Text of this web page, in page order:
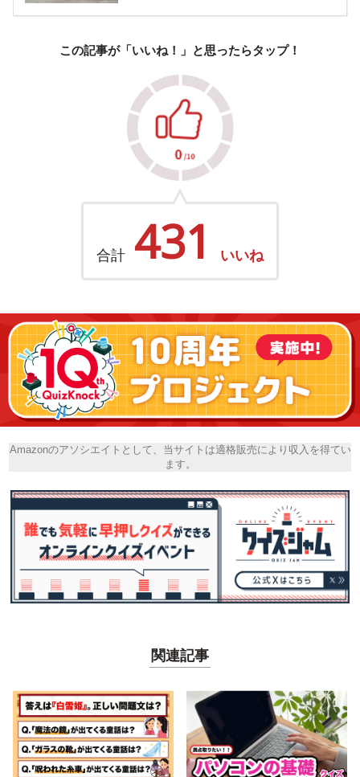
この記事が「いいね！」と思ったらタップ！
合計 431 いいね
Amazonのアソシエイトとして、当サイトは適格販売により収入を得てい
ます。
関連記事